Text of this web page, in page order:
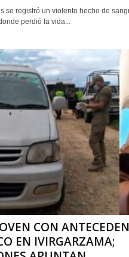
se registró un violento hecho de
perdió la vida...
CON
EN IVIRGARZAMA;